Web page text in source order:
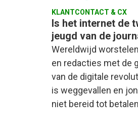
KLANTCONTACT & CX
Is het internet de
jeugd van de
Wereldwijd
en redacties met de
van de digitale
is weggevallen en
niet bereid tot